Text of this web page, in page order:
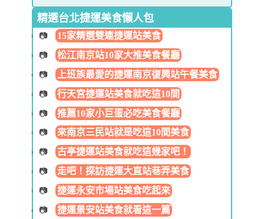
精選台北捷運美食懶人包
15家精選雙連捷運站美食
松江南京站10家大推美食餐廳
上班族最愛的捷運南京復興站午餐美食
行天宮捷運站美食就吃這10間
推薦10家小巨蛋必吃美食餐廳
來南京三民站就是吃這10間美食
古亭捷運站美食就吃這幾家吧！
走吧！探訪捷運大直站巷弄美食
捷運永安市場站美食吃起來
捷運景安站美食就看這一篇